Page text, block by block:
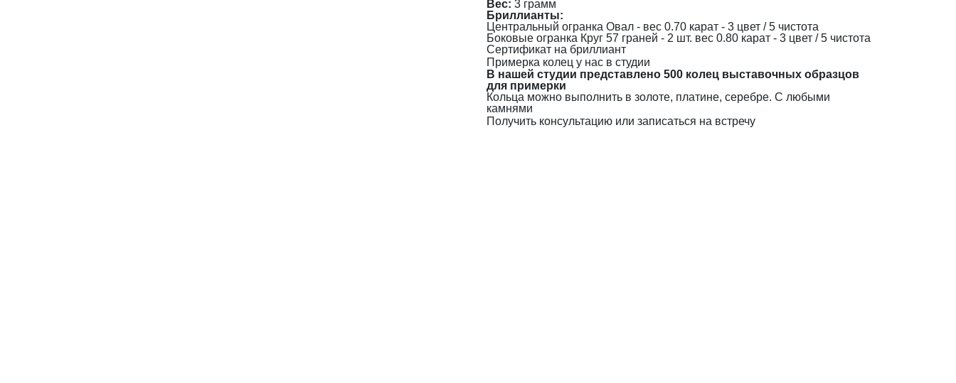
Вес: 3 грамм
Бриллианты:
Центральный огранка Овал - вес 0.70 карат - 3 цвет / 5 чистота
Боковые огранка Круг 57 граней - 2 шт. вес 0.80 карат - 3 цвет / 5 чистота
Сертификат на бриллиант
Примерка колец у нас в студии
В нашей студии представлено 500 колец выставочных образцов
для примерки
Кольца можно выполнить в золоте, платине, серебре. С любыми
камнями
Получить консультацию или записаться на встречу